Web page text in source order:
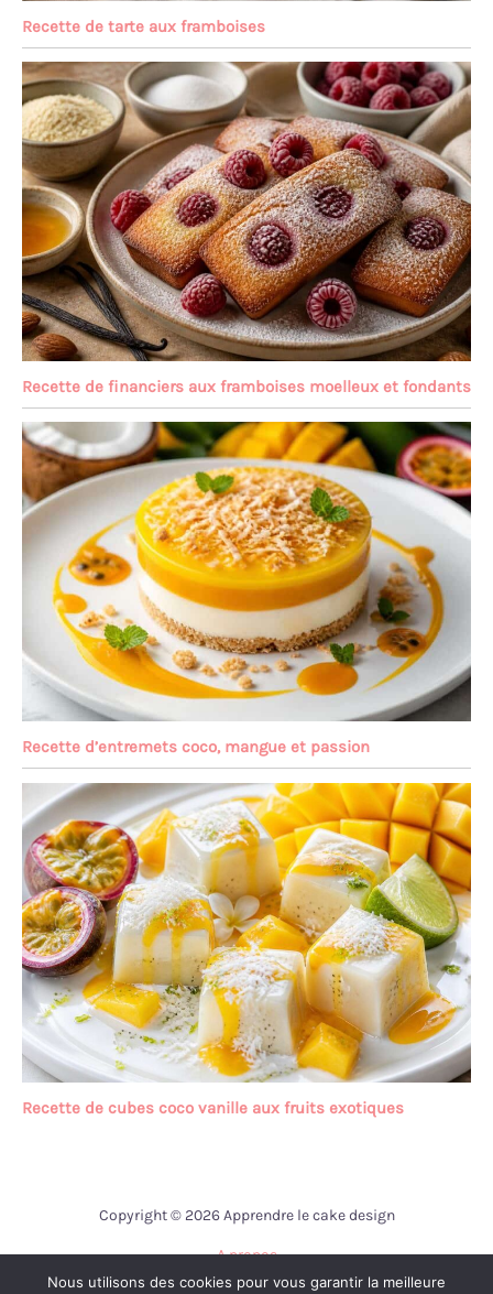
Recette de tarte aux framboises
Recette de financiers aux framboises moelleux et fondants
Recette d’entremets coco, mangue et passion
Recette de cubes coco vanille aux fruits exotiques
Copyright © 2026 Apprendre le cake design
A propos
Contact
Nous utilisons des cookies pour vous garantir la meilleure